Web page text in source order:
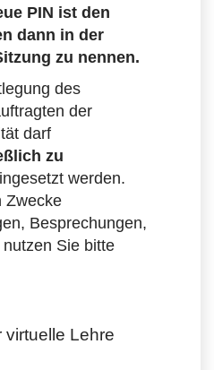
PIN ist den
dann in der
zu nennen.
des
der
darf
zu
werden.
Zwecke
Besprechungen,
Sie bitte
virtuelle Lehre